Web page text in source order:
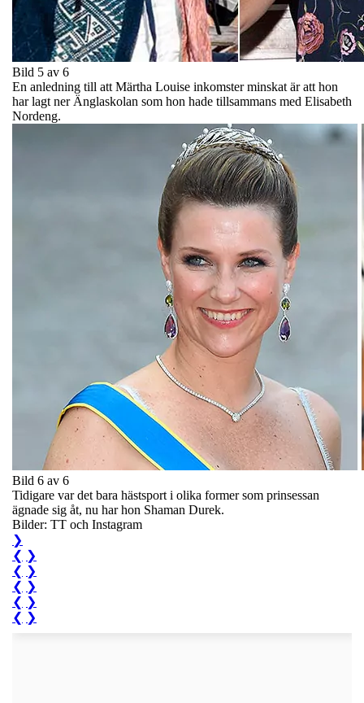
Bild 5 av 6
En anledning till att Märtha Louise inkomster minskat är att hon
har lagt ner Änglaskolan som hon hade tillsammans med Elisabeth
Nordeng.
Bild 6 av 6
Tidigare var det bara hästsport i olika former som prinsessan
ägnade sig åt, nu har hon Shaman Durek.
Bilder: TT och Instagram
❯
❮ ❯
❮ ❯
❮ ❯
❮ ❯
❮ ❯